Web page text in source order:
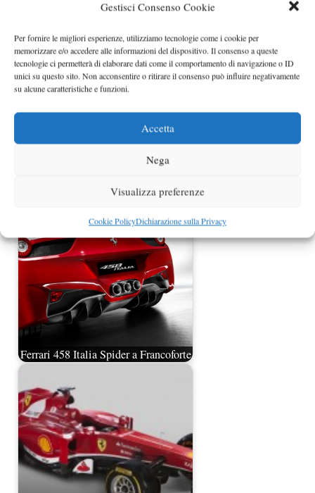
Gestisci Consenso Cookie
Per fornire le migliori esperienze, utilizziamo tecnologie come i cookie per
memorizzare e/o accedere alle informazioni del dispositivo. Il consenso a queste
tecnologie ci permetterà di elaborare dati come il comportamento di navigazione o ID
unici su questo sito. Non acconsentire o ritirare il consenso può influire negativamente
su alcune caratteristiche e funzioni.
Accetta
Nega
Visualizza preferenze
Cookie PolicyDichiarazione sulla Privacy
Ferrari 458 Italia Spider a Francoforte